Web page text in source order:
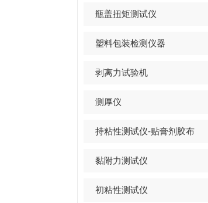
瓶盖扭矩测试仪
塑料包装检测仪器
剥离力试验机
测厚仪
持粘性测试仪-贴膏剂胶布
黏附力测试仪
初粘性测试仪